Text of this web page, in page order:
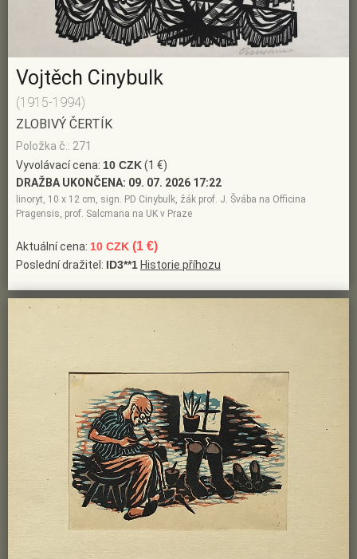
Vojtěch Cinybulk
(1915-1994)
ZLOBIVÝ ČERTÍK
Položka č.: 271
Vyvolávací cena: 10 CZK(1 €)
DRAŽBA UKONČENA: 09. 07. 2026 17:22
linoryt, 10 x 12 cm, sign. PD Cinybulk, žák prof. J. Švába na Officina
Pragensis, prof. Salcmana na UK v Praze
Aktuální cena: 10 CZK (1 €)
Poslední dražitel: ID3**1 Historie příhozu